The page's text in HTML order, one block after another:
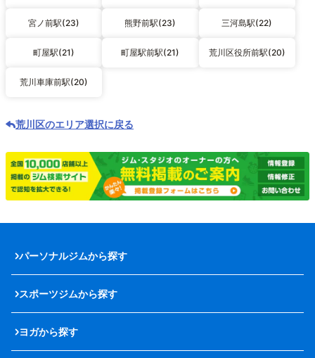
宮ノ前駅(23) 熊野前駅(23) 三河島駅(22)
町屋駅(21) 町屋駅前駅(21) 荒川区役所前駅(20)
荒川車庫前駅(20)
荒川区のエリア選択に戻る
パーソナルジムから探す
スポーツジムから探す
ヨガから探す